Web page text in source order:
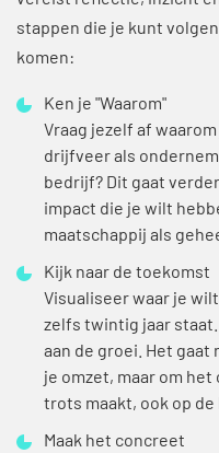
stappen die je kunt
komen:
Ken je "Waarom"
Vraag jezelf af
drijfveer als
bedrijf? Dit gaat
impact die je wilt
maatschappij als
Kijk naar de toekomst
Visualiseer waar je
zelfs twintig jaar
aan de groei. Het
je omzet, maar om
trots maakt, ook op
Maak het concreet